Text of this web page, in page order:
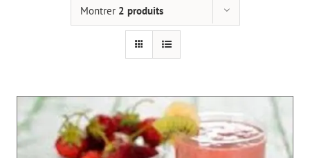
Montrer 2 produits